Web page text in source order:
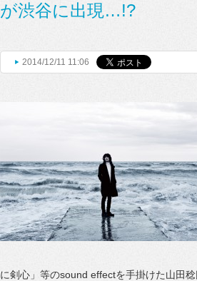
が渋谷に出現…!?
2014/12/11 11:06
に剣心」等のsound effectを手掛けた山田